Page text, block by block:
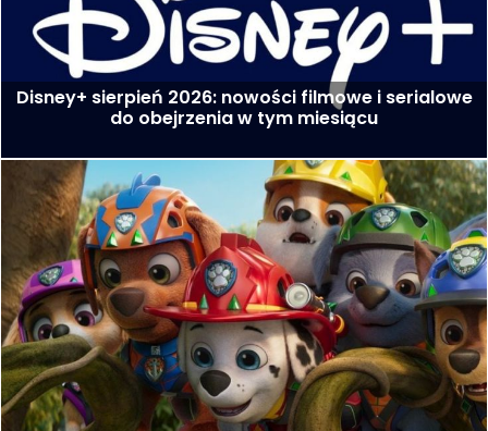
Disney+ sierpień 2026: nowości filmowe i serialowe
do obejrzenia w tym miesiącu